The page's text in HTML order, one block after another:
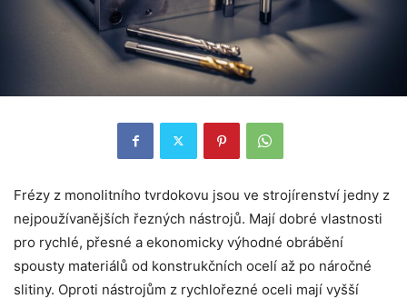
Frézy z monolitního tvrdokovu jsou ve strojírenství jedny z
nejpoužívanějších řezných nástrojů. Mají dobré vlastnosti
pro rychlé, přesné a ekonomicky výhodné obrábění
spousty materiálů od konstrukčních ocelí až po náročné
slitiny. Oproti nástrojům z rychlořezné oceli mají vyšší